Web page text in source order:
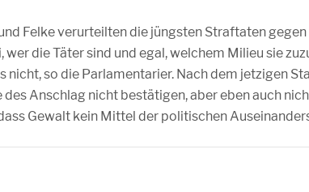
Felke verurteilten die jüngsten Straftaten
wer die Täter sind und egal, welchem Milieu sie
nicht, so die Parlamentarier. Nach dem jetzigen
Anschlag nicht bestätigen, aber eben auch
Gewalt kein Mittel der politischen